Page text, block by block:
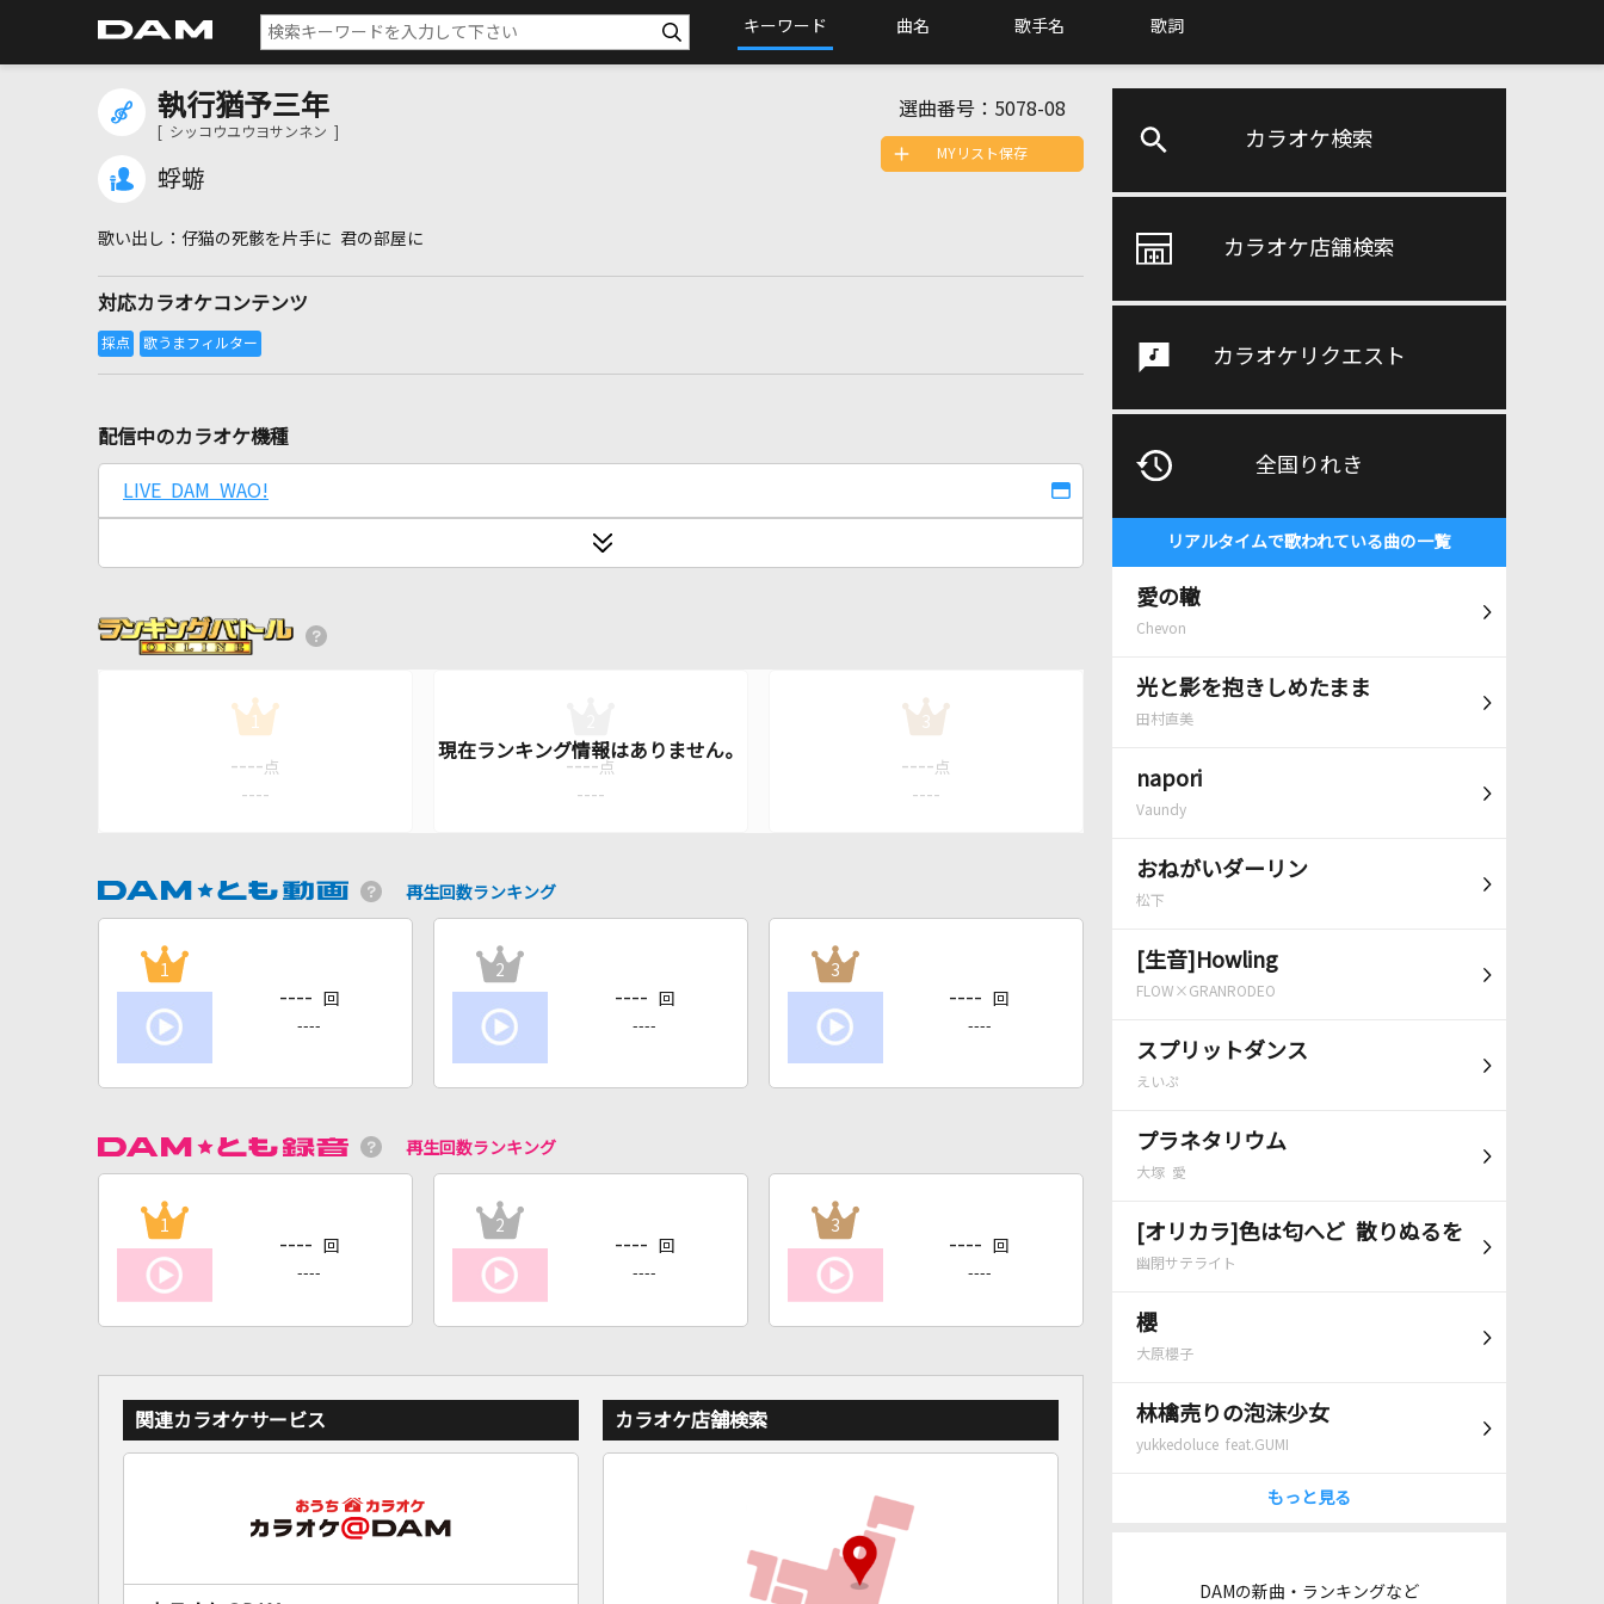
キーワード 曲名 歌手名 歌詞
カラオケ検索
カラオケ店舗検索
カラオケリクエスト
全国りれき
リアルタイムで歌われている曲の一覧
愛の轍
Chevon
光と影を抱きしめたまま
田村直美
napori
Vaundy
おねがいダーリン
松下
[生音]Howling
FLOW×GRANRODEO
スプリットダンス
えいぷ
プラネタリウム
大塚 愛
[オリカラ]色は匂へど 散りぬるを
幽閉サテライト
櫻
大原櫻子
林檎売りの泡沫少女
yukkedoluce feat.GUMI
もっと見る
DAMの新曲・ランキングなど
執行猶予三年
[ シッコウユウヨサンネン ]
蜉蝣
選曲番号： 5078-08
仔猫の死骸を片手に 君の部屋に
対応カラオケコンテンツ
MYリスト保存
配信中のカラオケ機種
LIVE DAM WAO!
1
---- 点
----
---- 点
----
3
---- 点
----
再生回数ランキング
1
---- 回
----
2
---- 回
----
3
---- 回
----
再生回数ランキング
1
---- 回
----
2
---- 回
----
3
---- 回
----
関連カラオケサービス カラオケ店舗検索